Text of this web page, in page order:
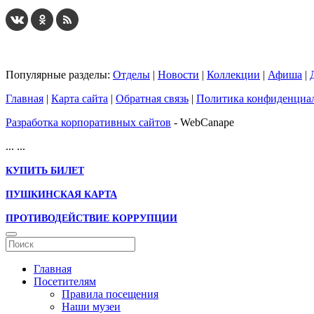
Популярные разделы: Отделы | Новости | Коллекции | Афиша |
Главная | Карта сайта | Обратная связь | Политика
Разработка корпоративных сайтов - WebCanape
... ...
КУПИТЬ БИЛЕТ
ПУШКИНСКАЯ КАРТА
ПРОТИВОДЕЙСТВИЕ КОРРУПЦИИ
Главная
Посетителям
Правила посещения
Наши музеи